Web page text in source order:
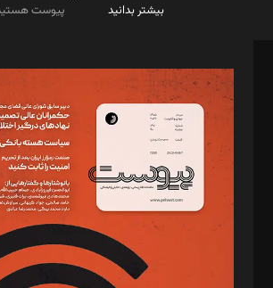
بیشتر بدانید
پیوست
مدیر مسئول: محمدباقر اثنی‌عشری
سردبیر: مهرک محمودی
دبیر تحریریه: میثم قاسمی
د‌بیر ناداستان: سمانه سمیع
د‌بیر خدمت و تجارت: ابوالفضل رجبی
د‌بیر حقوق فناوری: حسام‌الدین ایپکچی
د‌بیر پیوست جهان: مینا پاکدل
د‌بیر تحریریه آنلاین: بابک نقاش
تحریریه‌: مجتبی محمود‌ی، آرش برهمند، یسنا